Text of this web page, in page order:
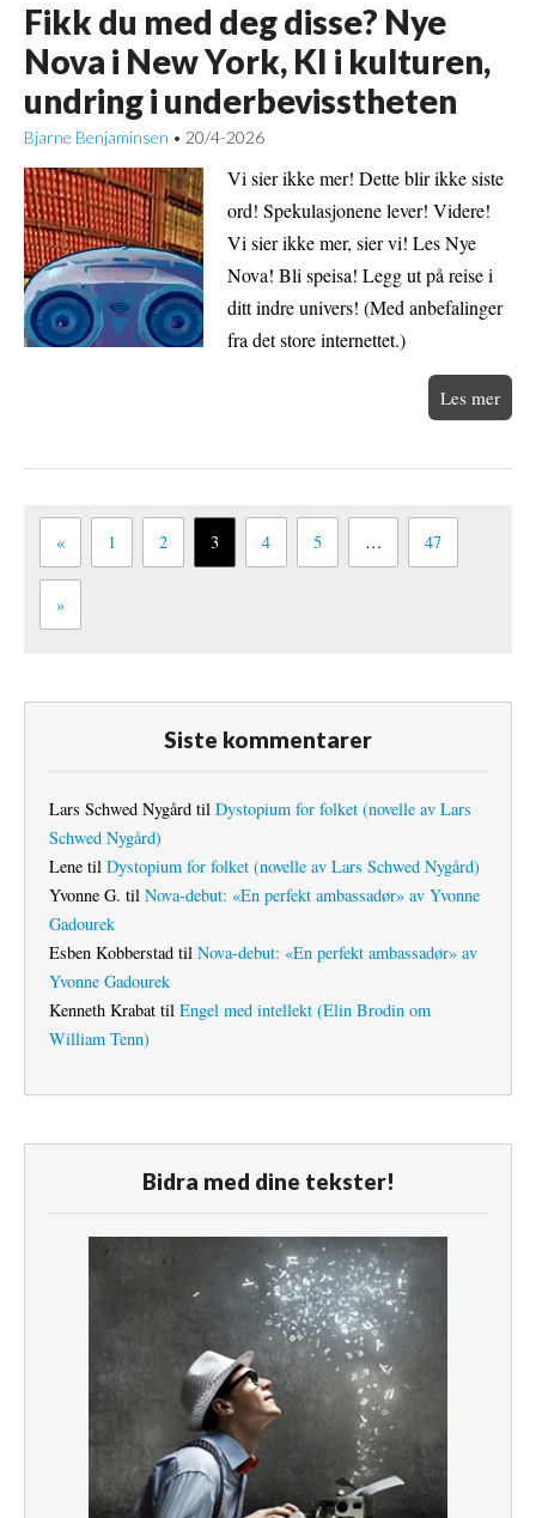
Fikk du med deg disse? Nye
Nova i New York, KI i kulturen,
undring i underbevisstheten
Bjarne Benjaminsen • 20/4-2026
Vi sier ikke mer! Dette blir ikke siste
ord! Spekulasjonene lever! Videre!
Vi sier ikke mer, sier vi! Les Nye
Nova! Bli speisa! Legg ut på reise i
ditt indre univers! (Med anbefalinger
fra det store internettet.)
Les mer
« 1 2 3 4 5 … 47
»
Siste kommentarer
Lars Schwed Nygård til Dystopium for folket (novelle av Lars
Schwed Nygård)
Lene til Dystopium for folket (novelle av Lars Schwed Nygård)
Yvonne G. til Nova-debut: «En perfekt ambassadør» av Yvonne
Gadourek
Esben Kobberstad til Nova-debut: «En perfekt ambassadør» av
Yvonne Gadourek
Kenneth Krabat til Engel med intellekt (Elin Brodin om
William Tenn)
Bidra med dine tekster!